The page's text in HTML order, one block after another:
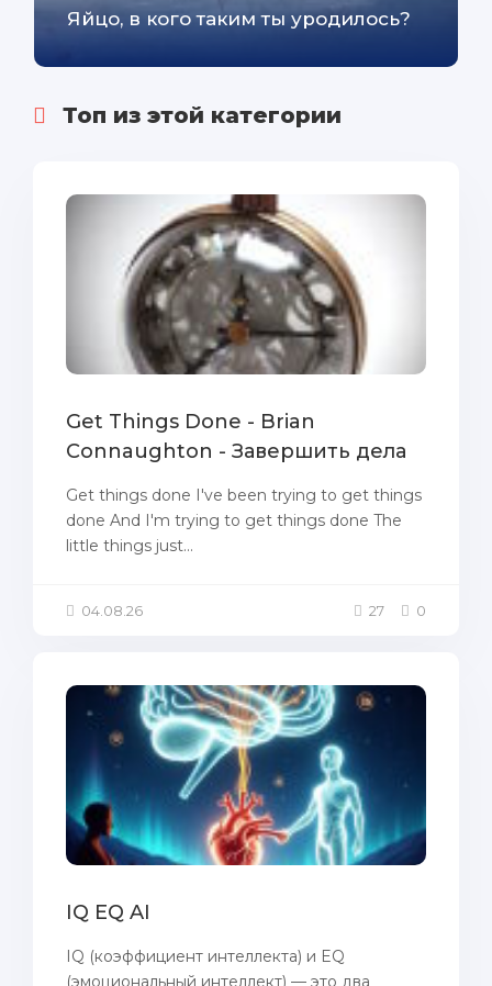
Яйцо, в кого таким ты уродилось?
Топ из этой категории
Get Things Done - Brian
Connaughton - Завершить дела
Get things done I've been trying to get things
done And I'm trying to get things done The
little things just...
04.08.26 27 0
IQ EQ AI
IQ (коэффициент интеллекта) и EQ
(эмоциональный интеллект) — это два